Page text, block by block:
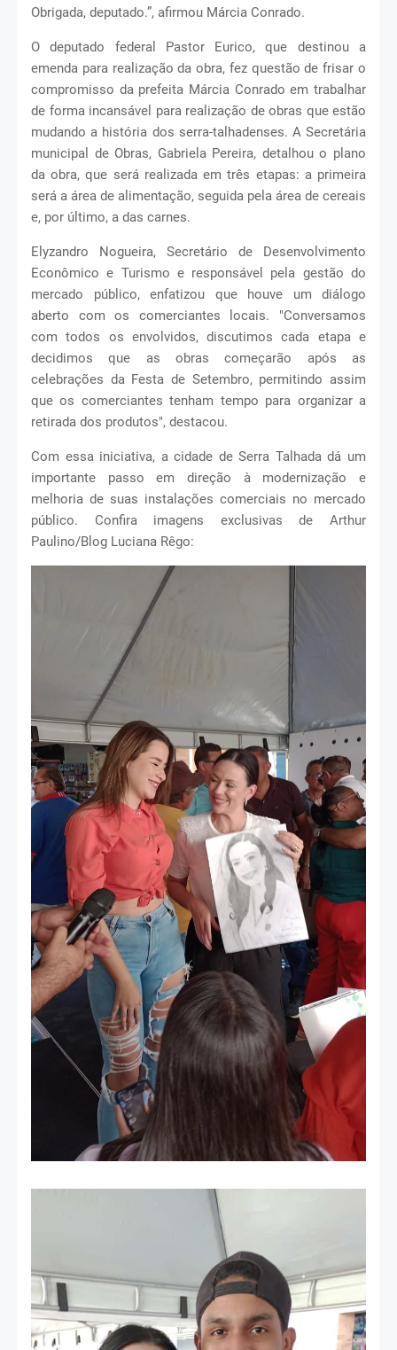
Obrigada, deputado.”, afirmou Márcia Conrado.
O deputado federal Pastor Eurico, que destinou a
emenda para realização da obra, fez questão de frisar o
compromisso da prefeita Márcia Conrado em trabalhar
de forma incansável para realização de obras que estão
mudando a história dos serra-talhadenses. A Secretária
municipal de Obras, Gabriela Pereira, detalhou o plano
da obra, que será realizada em três etapas: a primeira
será a área de alimentação, seguida pela área de cereais
e, por último, a das carnes.
Elyzandro Nogueira, Secretário de Desenvolvimento
Econômico e Turismo e responsável pela gestão do
mercado público, enfatizou que houve um diálogo
aberto com os comerciantes locais. "Conversamos
com todos os envolvidos, discutimos cada etapa e
decidimos que as obras começarão após as
celebrações da Festa de Setembro, permitindo assim
que os comerciantes tenham tempo para organizar a
retirada dos produtos", destacou.
Com essa iniciativa, a cidade de Serra Talhada dá um
importante passo em direção à modernização e
melhoria de suas instalações comerciais no mercado
público. Confira imagens exclusivas de Arthur
Paulino/Blog Luciana Rêgo: